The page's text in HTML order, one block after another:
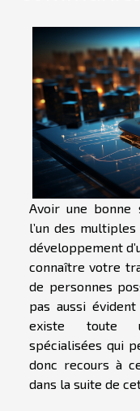
Avoir une bonne
l’un des
développement
connaître votre
de personnes
pas aussi
existe toute
spécialisées qui
donc recours à
dans la suite de